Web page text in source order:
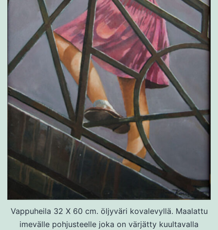
Vappuheila 32 X 60 cm. öljyväri kovalevyllä. Maalattu
imevälle pohjusteelle joka on värjätty kuultavalla